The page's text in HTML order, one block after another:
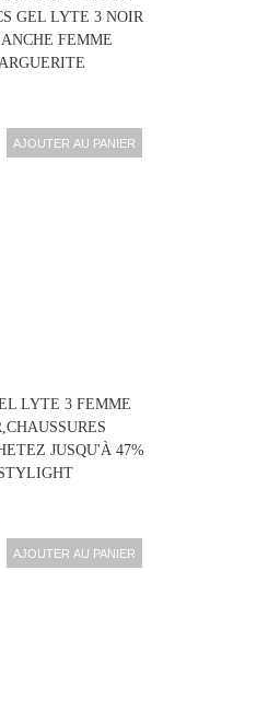
GEL LYTE 3 NOIR
FEMME
AJOUTER AU PANIER
LYTE 3 FEMME
JUSQU'À 47%
AJOUTER AU PANIER